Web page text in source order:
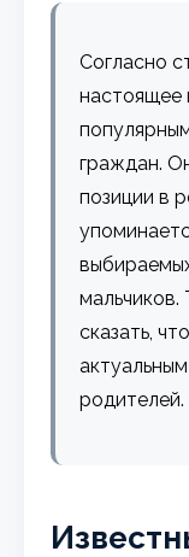
Согласно
настоящее
граждан.
позиции в
сказать,
родителей.